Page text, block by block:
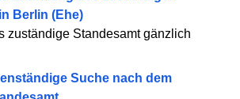
Berlin (Ehe)
zuständige Standesamt gänzlich
Suche nach dem